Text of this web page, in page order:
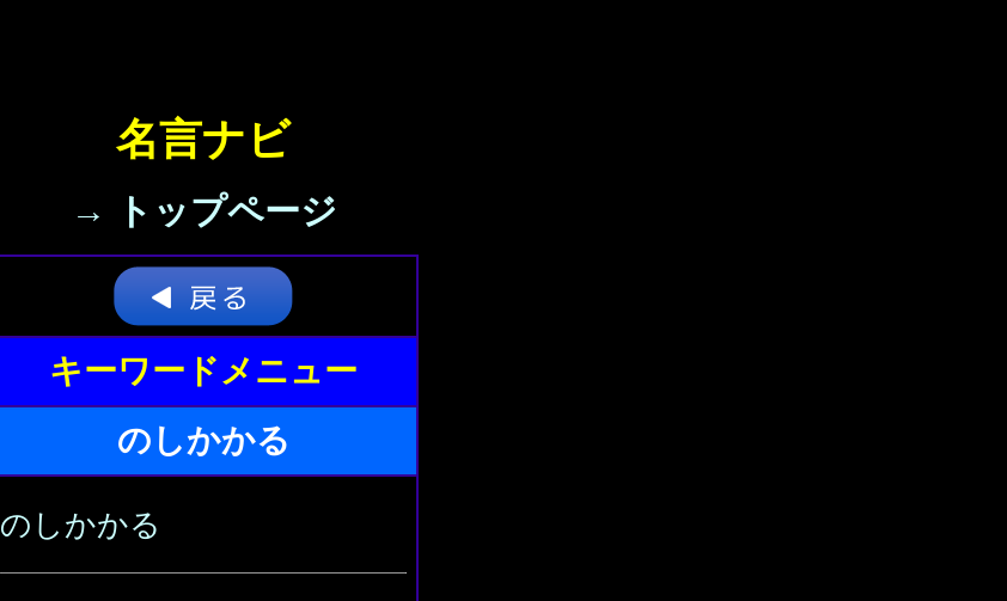
名言ナビ
→ トップページ
キーワードメニュー
のしかかる
のしかかる